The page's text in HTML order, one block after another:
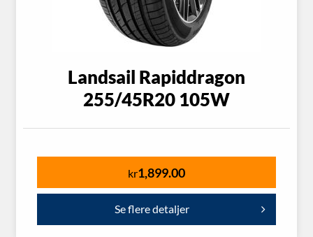
Landsail Rapiddragon
255/45R20 105W
kr1,899.00
Se flere detaljer